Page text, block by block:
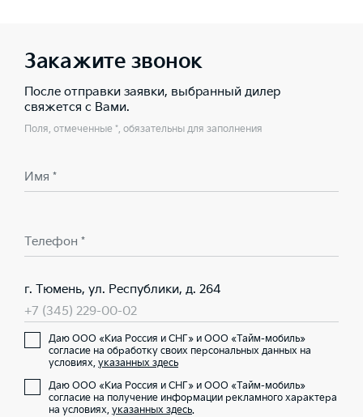
Закажите звонок
После отправки заявки, выбранный дилер
свяжется с Вами.
Поля, отмеченные *, обязательны для заполнения
Имя *
Телефон *
г. Тюмень, ул. Республики, д. 264
+7 (345) 229-00-02
Даю ООО «Киа Россия и СНГ» и ООО «Тайм-мобиль»
согласие на обработку своих персональных данных на
условиях, указанных здесь
Даю ООО «Киа Россия и СНГ» и ООО «Тайм-мобиль»
согласие на получение информации рекламного характера
на условиях, указанных здесь.